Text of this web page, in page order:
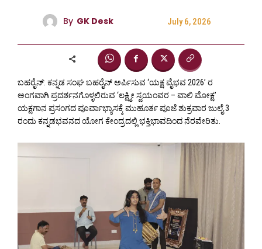
By GK Desk July 6, 2026
ಬಹರೈನ್‌: ಕನ್ನಡ ಸಂಘ ಬಹರೈನ್ ಅರ್ಪಿಸುವ ‘ಯಕ್ಷ ವೈಭವ 2026’ ರ
ಅಂಗವಾಗಿ ಪ್ರದರ್ಶನಗೊಳ್ಳಲಿರುವ ‘ಲಕ್ಷ್ಮೀ ಸ್ವಯಂವರ – ವಾಲಿ ಮೋಕ್ಷ’
ಯಕ್ಷಗಾನ ಪ್ರಸಂಗದ ಪೂರ್ವಾಭ್ಯಾಸಕ್ಕೆ ಮುಹೂರ್ತ ಪೂಜೆ ಶುಕ್ರವಾರ ಜುಲೈ 3
ರಂದು ಕನ್ನಡಭವನದ ಯೋಗ ಕೇಂದ್ರದಲ್ಲಿ ಭಕ್ತಿಭಾವದಿಂದ ನೆರವೇರಿತು.